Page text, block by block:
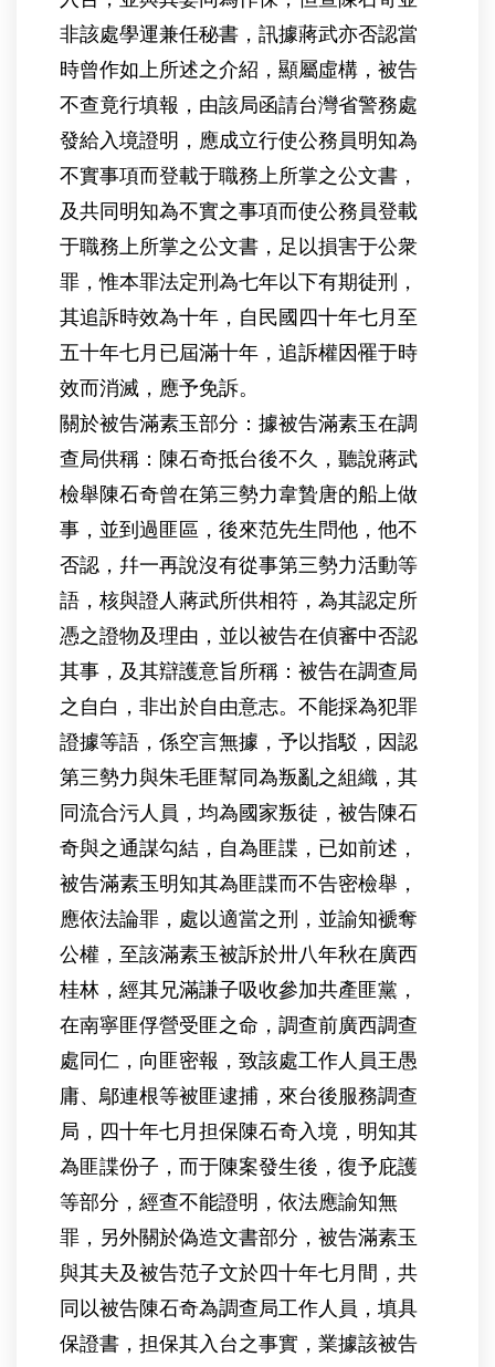
非該處學運兼任秘書，訊據蔣武亦否認當
時曾作如上所述之介紹，顯屬虛構，被告
不查竟行填報，由該局函請台灣省警務處
發給入境證明，應成立行使公務員明知為
不實事項而登載于職務上所掌之公文書，
及共同明知為不實之事項而使公務員登載
于職務上所掌之公文書，足以損害于公衆
罪，惟本罪法定刑為七年以下有期徒刑，
其追訴時效為十年，自民國四十年七月至
五十年七月已屆滿十年，追訴權因罹于時
效而消滅，應予免訴。
關於被告滿素玉部分：據被告滿素玉在調
查局供稱：陳石奇抵台後不久，聽說蔣武
檢舉陳石奇曾在第三勢力韋贄唐的船上做
事，並到過匪區，後來范先生問他，他不
否認，幷一再說沒有從事第三勢力活動等
語，核與證人蔣武所供相符，為其認定所
憑之證物及理由，並以被告在偵審中否認
其事，及其辯護意旨所稱：被告在調查局
之自白，非出於自由意志。不能採為犯罪
證據等語，係空言無據，予以指駁，因認
第三勢力與朱毛匪幫同為叛亂之組織，其
同流合污人員，均為國家叛徒，被告陳石
奇與之通謀勾結，自為匪諜，已如前述，
被告滿素玉明知其為匪諜而不告密檢舉，
應依法論罪，處以適當之刑，並諭知褫奪
公權，至該滿素玉被訴於卅八年秋在廣西
桂林，經其兄滿謙子吸收參加共產匪黨，
在南寧匪俘營受匪之命，調查前廣西調查
處同仁，向匪密報，致該處工作人員王愚
庸、鄔連根等被匪逮捕，來台後服務調查
局，四十年七月担保陳石奇入境，明知其
為匪諜份子，而于陳案發生後，復予庇護
等部分，經查不能證明，依法應諭知無
罪，另外關於偽造文書部分，被告滿素玉
與其夫及被告范子文於四十年七月間，共
同以被告陳石奇為調查局工作人員，填具
保證書，担保其入台之事實，業據該被告